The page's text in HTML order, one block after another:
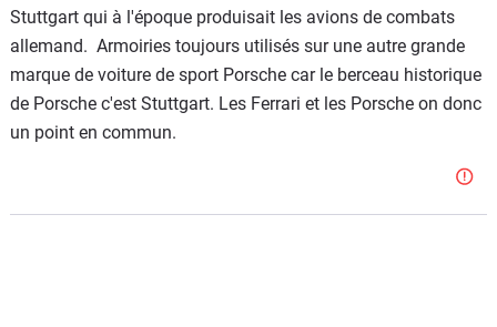
Stuttgart qui à l'époque produisait les avions de combats
allemand. Armoiries toujours utilisés sur une autre grande
marque de voiture de sport Porsche car le berceau historique
de Porsche c'est Stuttgart. Les Ferrari et les Porsche on donc
un point en commun.